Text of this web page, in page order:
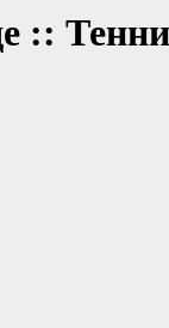
::